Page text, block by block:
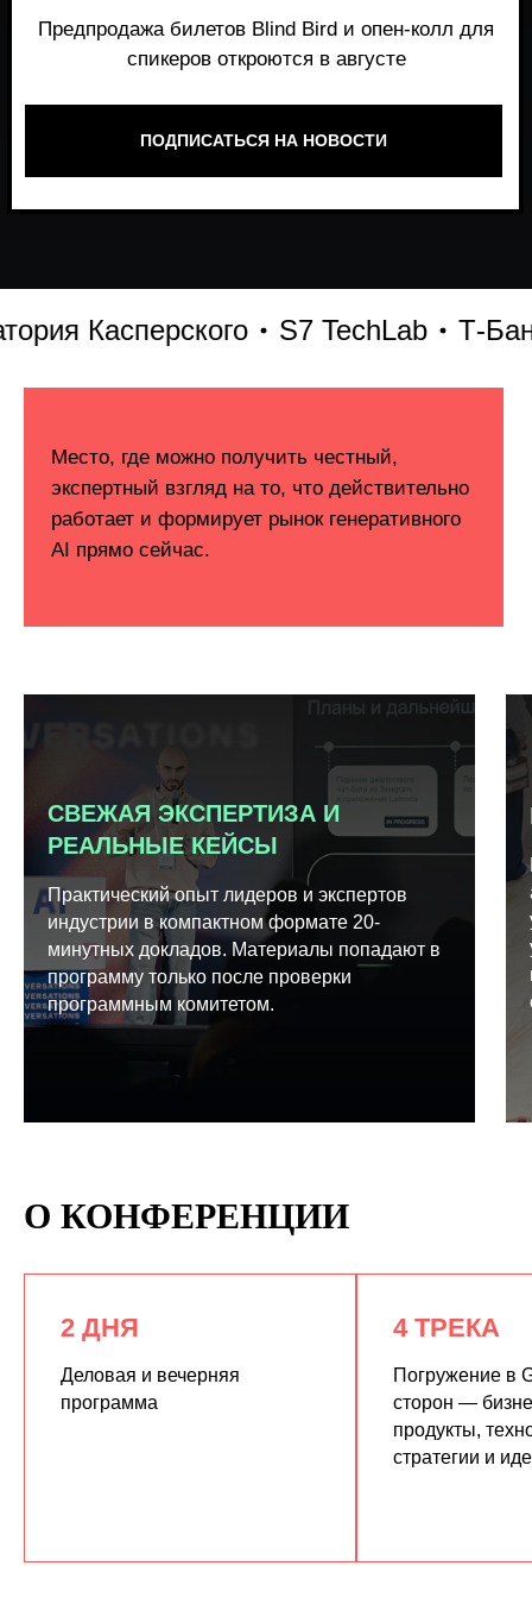
Касперского S7 TechLab Т-Банк
Место, где можно получить честный,
работает и формирует рынок генеративного
СВЕЖАЯ ЭКСПЕРТИЗА И
РЕАЛЬНЫЕ КЕЙСЫ
Практический опыт лидеров и экспертов
индустрии в компактном формате 20-
минутных докладов. Материалы попадают в
программу только после проверки
программным комитетом.
О КОНФЕРЕНЦИИ
2 ДНЯ
Деловая и вечерняя
программа
4 ТРЕКА
Погружение в
сторон —
продукты,
стратегии и